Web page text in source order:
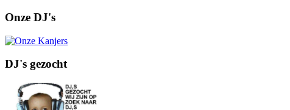
Onze DJ's
DJ's gezocht